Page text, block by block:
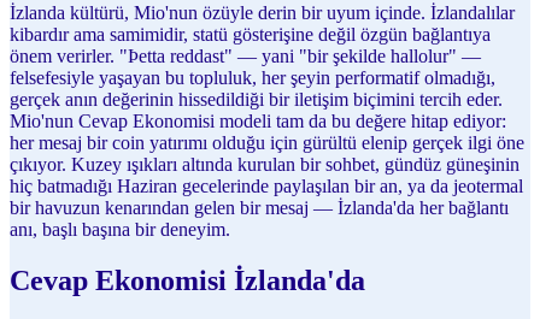
İzlanda kültürü, Mio'nun özüyle derin bir uyum içinde. İzlandalılar
kibardır ama samimidir, statü gösterişine değil özgün bağlantıya
önem verirler. "Þetta reddast" — yani "bir şekilde hallolur" —
felsefesiyle yaşayan bu topluluk, her şeyin performatif olmadığı,
gerçek anın değerinin hissedildiği bir iletişim biçimini tercih eder.
Mio'nun Cevap Ekonomisi modeli tam da bu değere hitap ediyor:
her mesaj bir coin yatırımı olduğu için gürültü elenip gerçek ilgi öne
çıkıyor. Kuzey ışıkları altında kurulan bir sohbet, gündüz güneşinin
hiç batmadığı Haziran gecelerinde paylaşılan bir an, ya da jeotermal
bir havuzun kenarından gelen bir mesaj — İzlanda'da her bağlantı
anı, başlı başına bir deneyim.
Cevap Ekonomisi İzlanda'da